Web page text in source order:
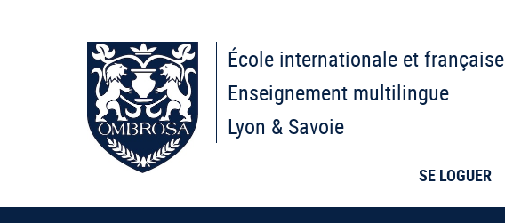
École internationale et française
Enseignement multilingue
Lyon & Savoie
SE LOGUER